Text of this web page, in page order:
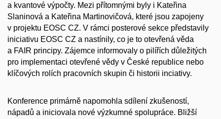
a kvantové výpočty. Mezi přítomnými byly i Kateřina
Slaninová a Kateřina Martinovičová, které jsou zapojeny
v projektu EOSC CZ. V rámci posterové sekce představily
iniciativu EOSC CZ a nastínily, co je to otevřená věda
a FAIR principy. Zájemce informovaly o pilířích důležitých
pro implementaci otevřené vědy v České republice nebo
klíčových rolích pracovních skupin či historii inciativy.
Konference primárně napomohla sdílení zkušeností,
nápadů a iniciovala nové výzkumné spolupráce. Bližší